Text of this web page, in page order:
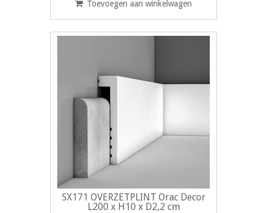
Toevoegen aan winkelwagen
SX171 OVERZETPLINT Orac Decor
L200 x H10 x D2,2 cm